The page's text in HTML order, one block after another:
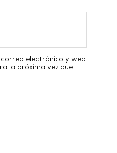
electrónico y web
la próxima vez que